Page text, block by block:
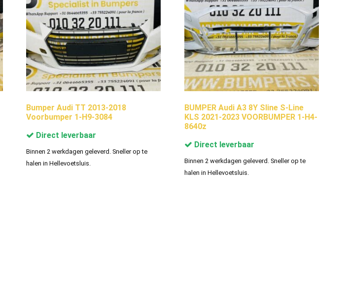
Bumper Audi TT 2013-2018
Voorbumper 1-H9-3084
Direct leverbaar
Binnen 2 werkdagen geleverd. Sneller op te
halen in Hellevoetsluis.
BUMPER Audi A3 8Y Sline S-Line
KLS 2021-2023 VOORBUMPER 1-H4-
8640z
Direct leverbaar
Binnen 2 werkdagen geleverd. Sneller op te
halen in Hellevoetsluis.